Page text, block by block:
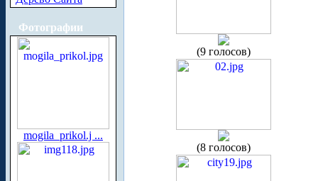
Фотографии
mogila_prikol.j ...
(9 голосов)
(8 голосов)